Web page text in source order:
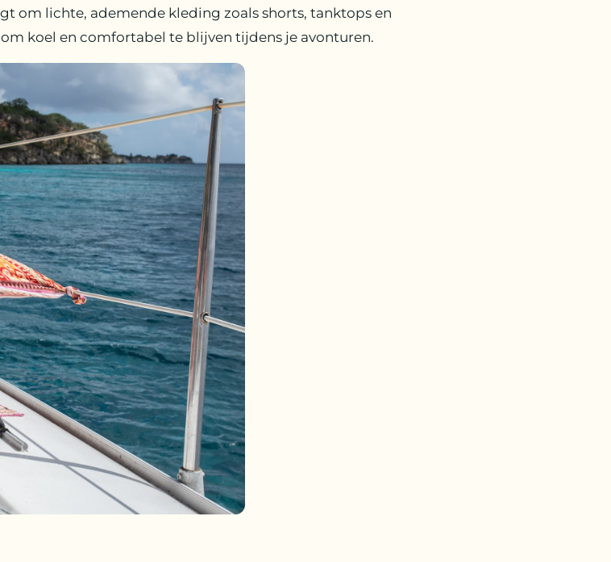
om lichte, ademende kleding zoals shorts, tanktops en
koel en comfortabel te blijven tijdens je avonturen.